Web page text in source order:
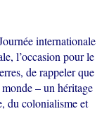
internationale
l’occasion pour le
de rappeler que
– un héritage
du colonialisme et